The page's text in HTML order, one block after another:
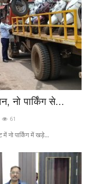
नो पार्किंग से...
61
में नो पार्किंग में खड़े...